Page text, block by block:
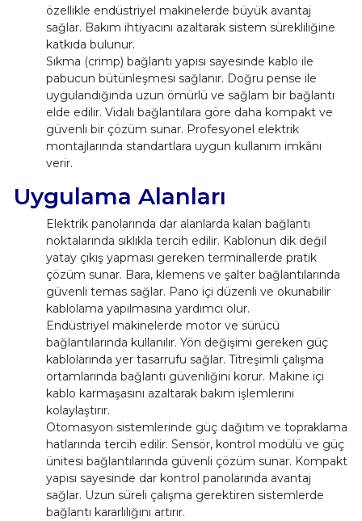
özellikle endüstriyel makinelerde büyük avantaj
sağlar. Bakım ihtiyacını azaltarak sistem sürekliliğine
katkıda bulunur.
Sıkma (crimp) bağlantı yapısı sayesinde kablo ile
pabucun bütünleşmesi sağlanır. Doğru pense ile
uygulandığında uzun ömürlü ve sağlam bir bağlantı
elde edilir. Vidalı bağlantılara göre daha kompakt ve
güvenli bir çözüm sunar. Profesyonel elektrik
montajlarında standartlara uygun kullanım imkânı
verir.
Uygulama Alanları
Elektrik panolarında dar alanlarda kalan bağlantı
noktalarında sıklıkla tercih edilir. Kablonun dik değil
yatay çıkış yapması gereken terminallerde pratik
çözüm sunar. Bara, klemens ve şalter bağlantılarında
güvenli temas sağlar. Pano içi düzenli ve okunabilir
kablolama yapılmasına yardımcı olur.
Endüstriyel makinelerde motor ve sürücü
bağlantılarında kullanılır. Yön değişimi gereken güç
kablolarında yer tasarrufu sağlar. Titreşimli çalışma
ortamlarında bağlantı güvenliğini korur. Makine içi
kablo karmaşasını azaltarak bakım işlemlerini
kolaylaştırır.
Otomasyon sistemlerinde güç dağıtım ve topraklama
hatlarında tercih edilir. Sensör, kontrol modülü ve güç
ünitesi bağlantılarında güvenli çözüm sunar. Kompakt
yapısı sayesinde dar kontrol panolarında avantaj
sağlar. Uzun süreli çalışma gerektiren sistemlerde
bağlantı kararlılığını artırır.